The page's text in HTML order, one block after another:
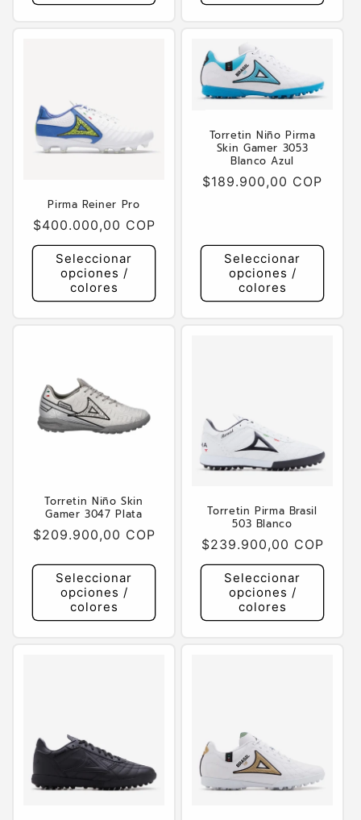
Pirma Reiner Pro
Precio
habitual
$400.000,00 COP
Seleccionar
opciones /
colores
Torretin Niño Pirma
Skin Gamer 3053
Blanco Azul
Precio
$189.900,00 COP
Seleccionar
opciones /
colores
Torretin Niño Skin
Gamer 3047 Plata
Precio
$209.900,00 COP
Seleccionar
opciones /
colores
Torretin Pirma Brasil
503 Blanco
Precio
habitual
$239.900,00 COP
Seleccionar
opciones /
colores